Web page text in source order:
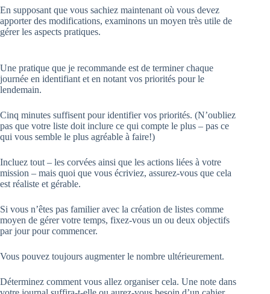
En supposant que vous sachiez maintenant où vous devez
apporter des modifications, examinons un moyen très utile de
gérer les aspects pratiques.
Une pratique que je recommande est de terminer chaque
journée en identifiant et en notant vos priorités pour le
lendemain.
Cinq minutes suffisent pour identifier vos priorités. (N’oubliez
pas que votre liste doit inclure ce qui compte le plus – pas ce
qui vous semble le plus agréable à faire!)
Incluez tout – les corvées ainsi que les actions liées à votre
mission – mais quoi que vous écriviez, assurez-vous que cela
est réaliste et gérable.
Si vous n’êtes pas familier avec la création de listes comme
moyen de gérer votre temps, fixez-vous un ou deux objectifs
par jour pour commencer.
Vous pouvez toujours augmenter le nombre ultérieurement.
Déterminez comment vous allez organiser cela. Une note dans